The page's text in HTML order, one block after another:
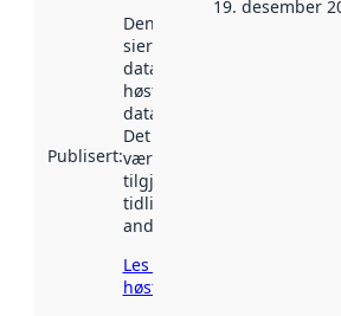
Publisert:
Denne datoen
sier når
datasettet ble
høstet av
data.norge.no.
Det kan ha
vært
tilgjengelig
tidligere
andre steder.
Les mer om
høsting her
19. desember